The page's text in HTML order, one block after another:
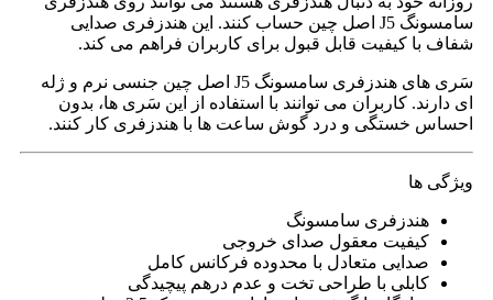
سامسونگ J5 اصل چین حساب کنند. این هندزفری صدایی
شفاف با کیفیت قابل قبول برای کاربران فراهم می کند.
سَری های هندزفری سامسونگ J5 اصل چین جنسی نرم و ژله
ای دارند. کاربران می توانند با استفاده از این سَری ها، بدون
احساس خستگی و درد گوش ساعت ها با هندزفری کار کنند.
ویژگی ها
هندزفری سامسونگ
کیفیت معقول صدای خروجی
صدایی متعادل با محدوده فرکانس کامل
کابلی با طراحی تخت و عدم درهم پیچیدگی